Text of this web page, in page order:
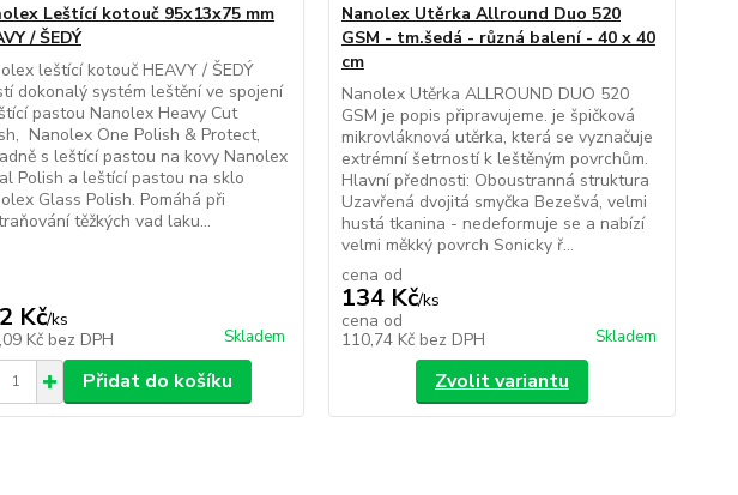
Leštící kotouč 95x13x75 mm
/ ŠEDÝ
leštící kotouč HEAVY / ŠEDÝ
dokonalý systém leštění ve spojení
pastou Nanolex Heavy Cut
Nanolex One Polish & Protect,
s leštící pastou na kovy Nanolex
Polish a leštící pastou na sklo
Glass Polish. Pomáhá při
těžkých vad laku...
Kč/ks
Kč bez DPH Skladem
Přidat do košíku
Nanolex Utěrka Allround Duo 520
GSM - tm.šedá - různá balení - 40 x 40
cm
Nanolex Utěrka ALLROUND DUO 520
GSM je popis připravujeme. je špičková
mikrovláknová utěrka, která se vyznačuje
extrémní šetrností k leštěným povrchům.
Hlavní přednosti: Oboustranná struktura
Uzavřená dvojitá smyčka Bezešvá, velmi
hustá tkanina - nedeformuje se a nabízí
velmi měkký povrch Sonicky ř...
cena od
134 Kč/ks
cena od
110,74 Kč bez DPH Skladem
Zvolit variantu